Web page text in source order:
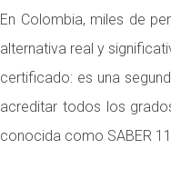
En Colombia, miles de
alternativa real y
certificado: es una
acreditar todos los
conocida como SABER